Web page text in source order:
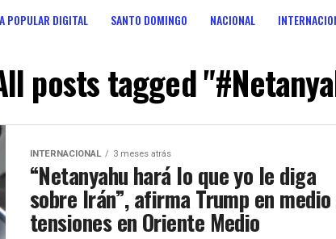
POPULAR DIGITAL SANTO DOMINGO NACIONAL
posts tagged
INTERNACIONAL 3 meses atrás
“Netanyahu hará lo que yo le diga
sobre Irán”, afirma Trump en medio
tensiones en Oriente Medio